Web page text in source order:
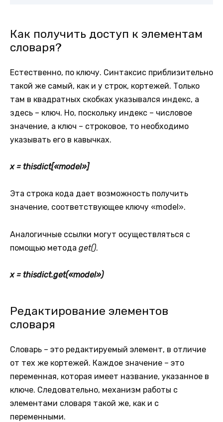
Как получить доступ к элементам
словаря?
Естественно, по ключу. Синтаксис приблизительно
такой же самый, как и у строк, кортежей. Только
там в квадратных скобках указывался индекс, а
здесь – ключ. Но, поскольку индекс – числовое
значение, а ключ – строковое, то необходимо
указывать его в кавычках.
x = thisdict[«model»]
Эта строка кода дает возможность получить
значение, соответствующее ключу «model».
Аналогичные ссылки могут осуществляться с
помощью метода get().
x = thisdict.get(«model»)
Редактирование элементов
словаря
Словарь – это редактируемый элемент, в отличие
от тех же кортежей. Каждое значение – это
переменная, которая имеет название, указанное в
ключе. Следовательно, механизм работы с
элементами словаря такой же, как и с
переменными.